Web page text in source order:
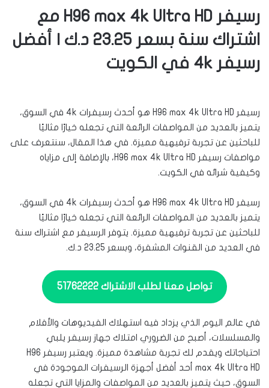
رسيفر H96 max 4k Ultra HD مع
اشتراك سنة بسعر 23.25 د.ك | أفضل
رسيفر 4k في الكويت
رسيفر H96 max 4k Ultra HD هو أحدث رسيفرات 4k في السوق،
يتميز بالعديد من المواصفات الرائعة التي تجعله خيارًا مثاليًا
للباحثين عن تجربة ترفيهية مميزة. في هذا المقال، سنتعرف على
مواصفات رسيفر H96 max 4k Ultra HD، بالإضافة إلى مزاياه
وكيفية شرائه في الكويت.
رسيفر H96 max 4k Ultra HD هو أحدث رسيفرات 4k في السوق،
يتميز بالعديد من المواصفات الرائعة التي تجعله خيارًا مثاليًا
للباحثين عن تجربة ترفيهية مميزة. يتوفر الرسيفر مع اشتراك سنة
في العديد من القنوات المشفرة، وبسعر 23.25 د.ك.
تواصل معنا لطلب الاشتراك 51762222
في عالم اليوم الذي يزداد فيه استهلاك الفيديوهات والأفلام
والمسلسلات، أصبح من الضروري امتلاك جهاز رسيفر يلبي
احتياجاتك ويقدم لك تجربة مشاهدة مميزة. ويعتبر رسيفر H96
max 4k Ultra HD أحد أفضل أجهزة الرسيفرات الموجودة في
السوق، حيث يتميز بالعديد من المواصفات والمزايا التي تجعله